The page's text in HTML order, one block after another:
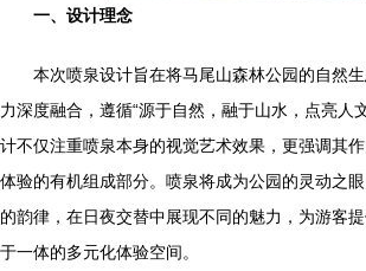
一、设计理念
本次喷泉设计旨在将马尾山森林公园的自然
力深度融合，遵循“源于自然，融于山水，点亮人
计不仅注重喷泉本身的视觉艺术效果，更强调其
体验的有机组成部分。喷泉将成为公园的灵动之
的韵律，在日夜交替中展现不同的魅力，为游客
于一体的多元化体验空间。